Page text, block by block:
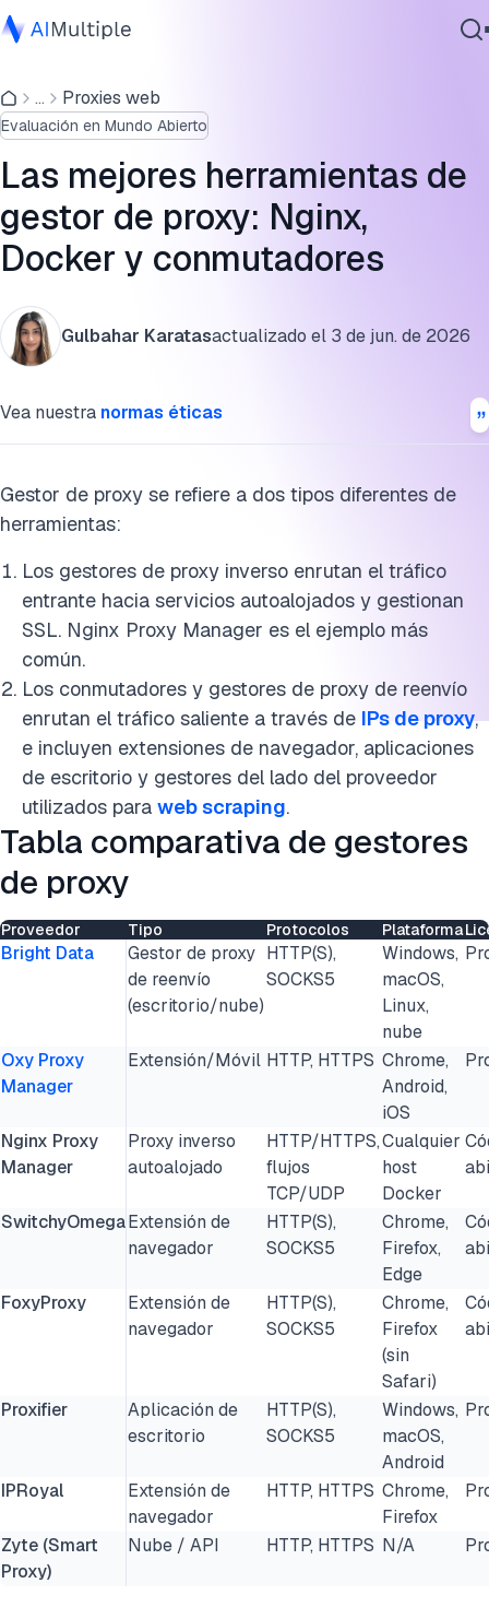
IA agencial
Ciberseguridad
Software empresarial
Servicios
Contáctanos
... Proxies web
Evaluación en Mundo Abierto
Las mejores herramientas de
gestor de proxy: Nginx,
Docker y conmutadores
Gulbahar Karatasactualizado el 3 de jun. de 2026
Vea nuestra normas éticas
Gestor de proxy se refiere a dos tipos diferentes de
herramientas:
Los gestores de proxy inverso enrutan el tráfico
entrante hacia servicios autoalojados y gestionan
SSL. Nginx Proxy Manager es el ejemplo más
común.
Los conmutadores y gestores de proxy de reenvío
enrutan el tráfico saliente a través de IPs de proxy,
e incluyen extensiones de navegador, aplicaciones
de escritorio y gestores del lado del proveedor
utilizados para web scraping.
Tabla comparativa de gestores
de proxy
Proveedor Tipo Protocolos Plataforma
Bright Data
Gestor de proxy
de reenvío
(escritorio/nube)
HTTP(S),
SOCKS5
Windows,
macOS,
Linux,
nube
Oxy Proxy
Manager
Extensión/Móvil HTTP, HTTPS Chrome,
Android,
iOS
Nginx Proxy
Manager
Proxy inverso
autoalojado
HTTP/HTTPS,
flujos
TCP/UDP
Cualquier
host
Docker
SwitchyOmegaExtensión de
navegador
HTTP(S),
SOCKS5
Chrome,
Firefox,
Edge
FoxyProxy
Extensión de
navegador
HTTP(S),
SOCKS5
Chrome,
Firefox
(sin
Safari)
Proxifier
Aplicación de
escritorio
HTTP(S),
SOCKS5
Windows,
macOS,
Android
IPRoyal
Extensión de
navegador
HTTP, HTTPS Chrome,
Firefox
Zyte (Smart
Proxy)
Nube / API HTTP, HTTPS N/A
Cómo seleccionamos estas herramientas
Intercambiadores y gestores de proxy de reenvío
Preguntas frecuentes